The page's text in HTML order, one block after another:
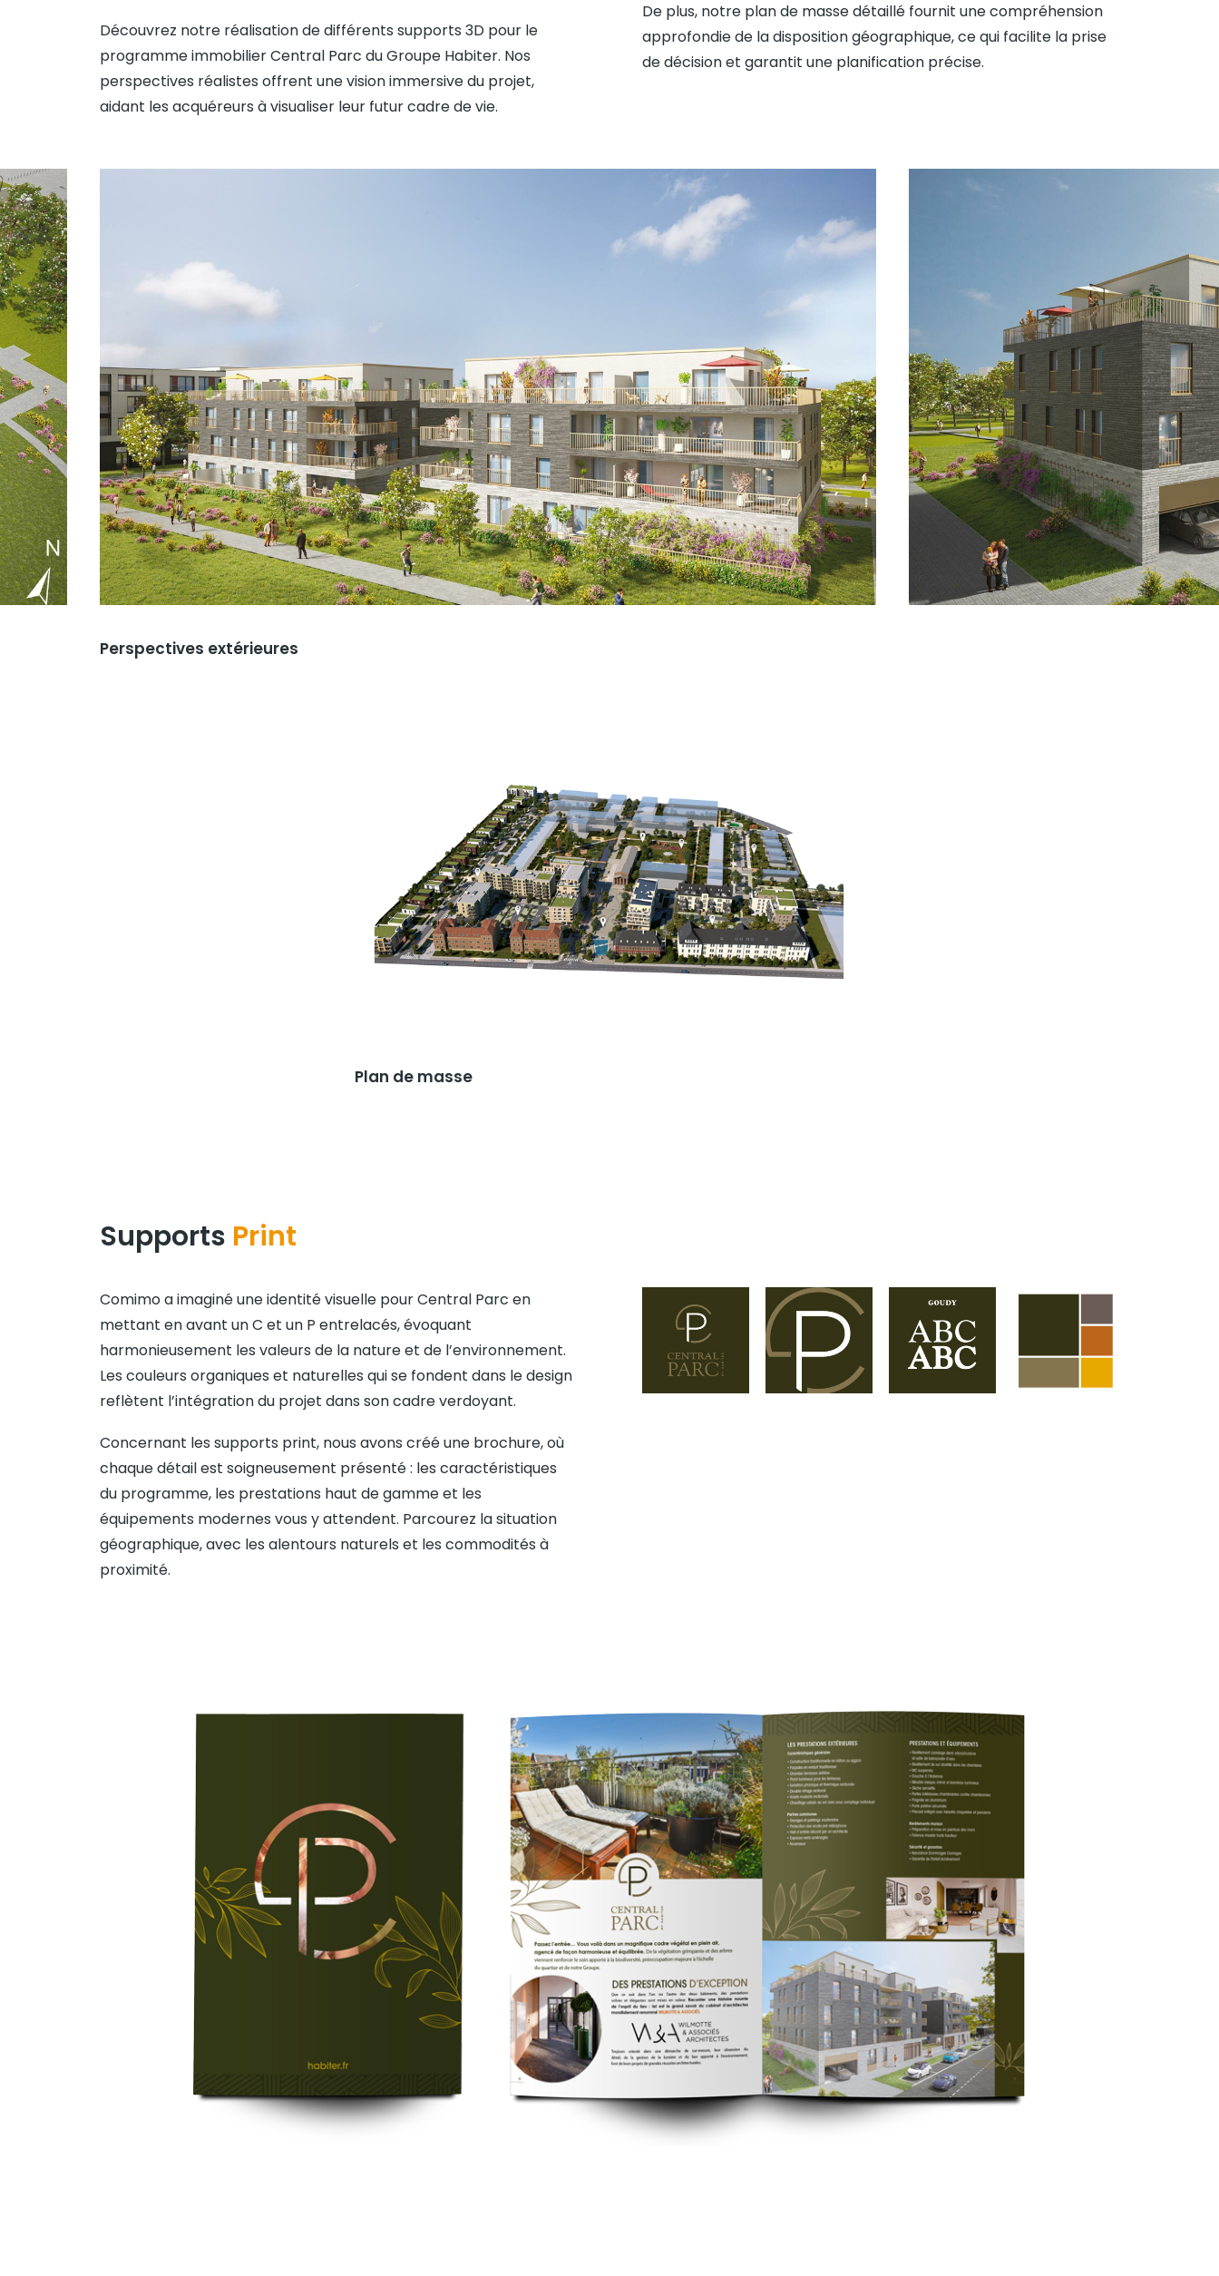
Découvrez notre réalisation de différents supports 3D pour le
programme immobilier Central Parc du Groupe Habiter. Nos
perspectives réalistes offrent une vision immersive du projet,
aidant les acquéreurs à visualiser leur futur cadre de vie.
De plus, notre plan de masse détaillé fournit une compréhension
approfondie de la disposition géographique, ce qui facilite la prise
de décision et garantit une planification précise.
Perspectives extérieures
Plan de masse
Supports Print
Comimo a imaginé une identité visuelle pour Central Parc en
mettant en avant un C et un P entrelacés, évoquant
harmonieusement les valeurs de la nature et de l’environnement.
Les couleurs organiques et naturelles qui se fondent dans le design
reflètent l’intégration du projet dans son cadre verdoyant.
Concernant les supports print, nous avons créé une brochure, où
chaque détail est soigneusement présenté : les caractéristiques
du programme, les prestations haut de gamme et les
équipements modernes vous y attendent. Parcourez la situation
géographique, avec les alentours naturels et les commodités à
proximité.